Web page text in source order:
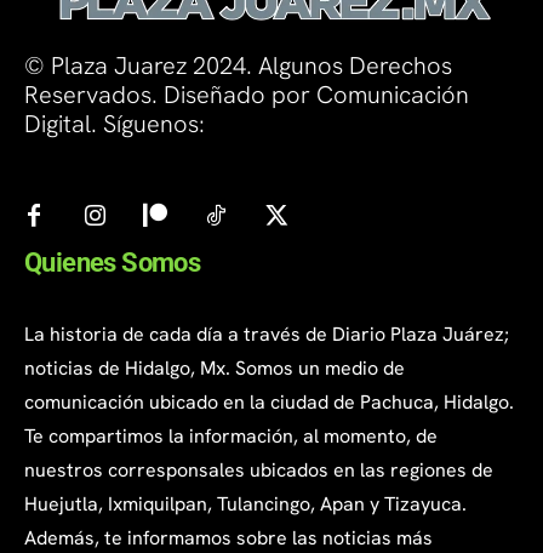
© Plaza Juarez 2024. Algunos Derechos
Reservados. Diseñado por Comunicación
Digital. Síguenos:
Quienes Somos
La historia de cada día a través de Diario Plaza Juárez;
noticias de Hidalgo, Mx. Somos un medio de
comunicación ubicado en la ciudad de Pachuca, Hidalgo.
Te compartimos la información, al momento, de
nuestros corresponsales ubicados en las regiones de
Huejutla, Ixmiquilpan, Tulancingo, Apan y Tizayuca.
Además, te informamos sobre las noticias más